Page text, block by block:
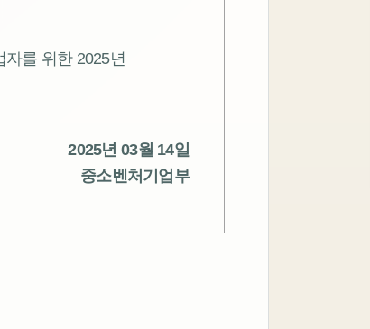
를 위한 2025년
2025년 03월 14일
중소벤처기업부